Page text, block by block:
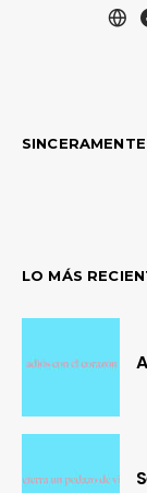
SINCERAMENTE
LO MÁS